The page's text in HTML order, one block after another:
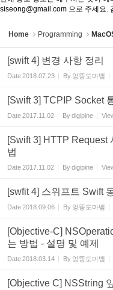
siseong@gmail.com 으로 주세요.
Home Programming
[swift 4] 변경 사항 정리
Date2018.07.23 By 엉뚱도마뱀
[Swift 3] TCPIP Socket
Date2017.11.02 Bydigipine
[Swift 3] HTTP Request
법
Date2017.11.02 Bydigipine
[swfit 4] 스위프트 Swift
Date2018.09.06 By 엉뚱도마뱀
[Objective-C]
는 방법 - 설명 및 예제
Date2018.03.14 By 엉뚱도마뱀
[Objective C] NSString